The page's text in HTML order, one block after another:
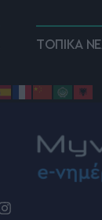
ΤΟΠΙΚΑ